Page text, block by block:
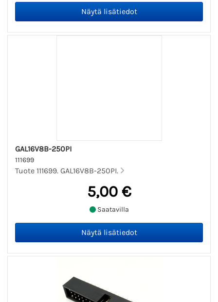
GAL16V8B-250PI
111699
Tuote 111699. GAL16V8B-250PI.
5,00 €
Saatavilla